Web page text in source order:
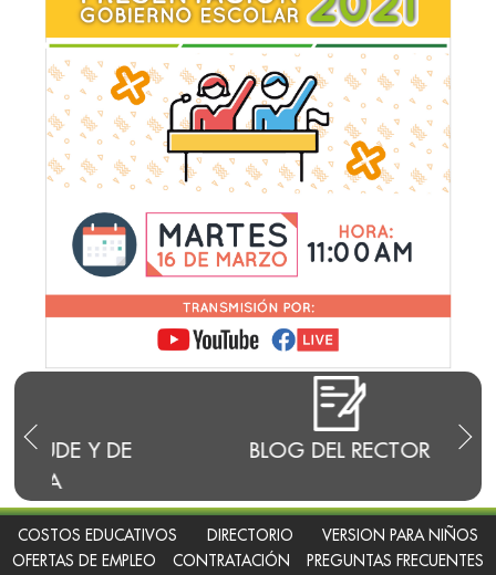
BLOG DEL RECTOR
COSTOS EDUCATIVOS DIRECTORIO
VERSION PARA NIÑOS
OFERTAS DE EMPLEO
CONTRATACIÓN
PREGUNTAS FRECUENTES